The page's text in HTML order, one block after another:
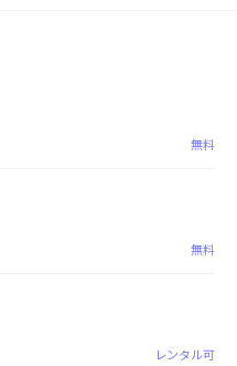
無料
無料
レンタル可